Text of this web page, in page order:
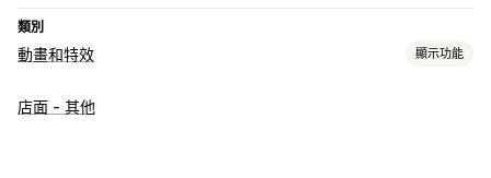
類別
動畫和特效 顯示功能
自訂
店面 - 其他